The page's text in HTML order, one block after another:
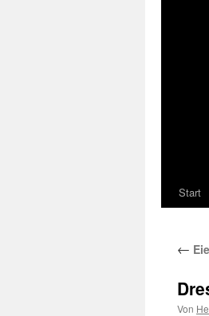
Start
←
Von